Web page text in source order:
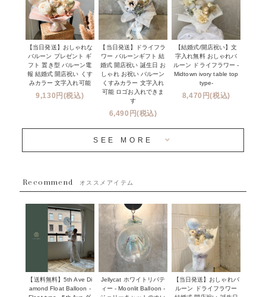
フリンジバルーン
デコレーションセット
プロップスバルーン
オプション
成人式・卒業式・入学式バルーンブーケ
発表会・劇場
その他お祝い
クリスマス
新商品
~３０００円
~５５００円
１１０００円以上
NEW YORK MIND - ニューヨークスタイルバルーン
※コンフェッティバルーン -プリント内容-
オーダーメイドについて
セミオーダーについて
フリンジバルーンについて
コンフェッティバルーンについて
ハワイウェディングサービス
企業・法人様
ウェディングコンフェッティバルーン特集
実店舗について -大阪 堀江店・名古屋 星ヶ丘店・滋賀 配送
センター店・沖縄 嘉手納基地店-
プリントサービス
【当日発送】おしゃれな
バルーン プレゼント ギ
フト 置き型 バルーン電
報 結婚式 開店祝い くす
みカラー 文字入れ可能
9,130円(税込)
【当日発送】ドライフラ
ワー バルーンギフト 結
婚式 開店祝い 誕生日 お
しゃれ お祝い バルーン
くすみカラー 文字入れ
可能 ロゴお入れできま
す
6,490円(税込)
【結婚式/開店祝い】文
字入れ無料 おしゃれバ
ルーン ドライフラワー -
Midtown ivory table top
type-
8,470円(税込)
SEE MORE
Recommend オススメアイテム
【送料無料】5th Ave Di
amond Float Balloon -
Jellycat ホワイトリバテ
ィー - Moonlit Balloon -
【当日発送】おしゃれバ
ルーン ドライフラワー